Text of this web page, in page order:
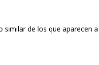
de los que aparecen